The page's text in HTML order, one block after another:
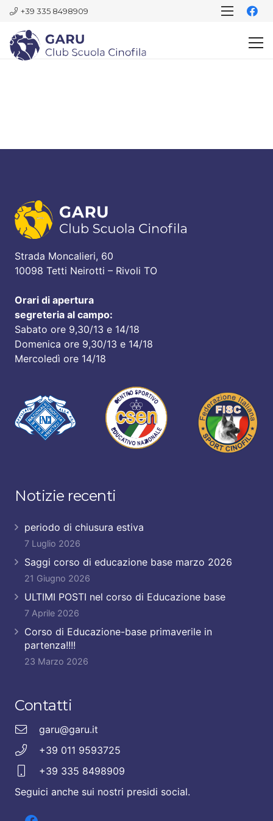
+39 335 8498909
Strada Moncalieri, 60
10098 Tetti Neirotti – Rivoli TO
Orari di apertura
segreteria al campo:
Sabato ore 9,30/13 e 14/18
Domenica ore 9,30/13 e 14/18
Mercoledì ore 14/18
Notizie recenti
periodo di chiusura estiva
7 Luglio 2026
Saggi corso di educazione base marzo 2026
21 Giugno 2026
ULTIMI POSTI nel corso di Educazione base
7 Aprile 2026
Corso di Educazione-base primaverile in
partenza!!!!
23 Marzo 2026
Contatti
garu@garu.it
+39 011 9593725
+39 335 8498909
Seguici anche sui nostri presidi social.